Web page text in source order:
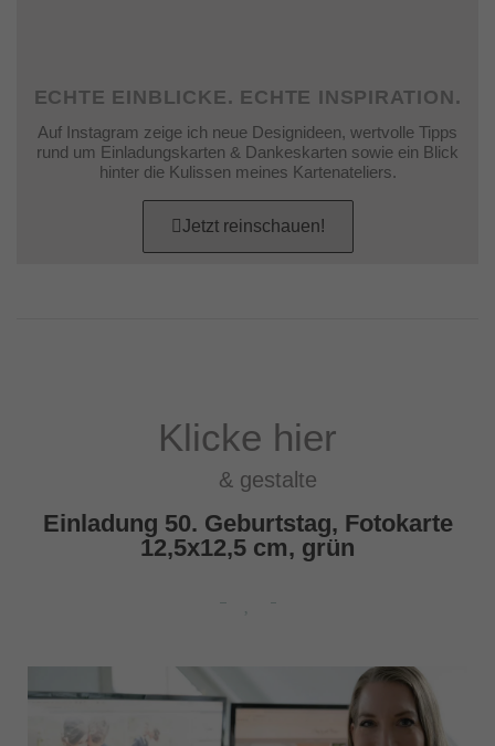
ECHTE EINBLICKE. ECHTE INSPIRATION.
Auf Instagram zeige ich neue Designideen, wertvolle Tipps
rund um Einladungskarten & Dankeskarten sowie ein Blick
hinter die Kulissen meines Kartenateliers.
Jetzt reinschauen!
Klicke hier
& gestalte
Einladung 50. Geburtstag, Fotokarte
12,5x12,5 cm, grün